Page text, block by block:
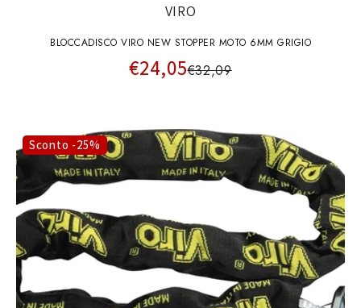
VIRO
BLOCCADISCO VIRO NEW STOPPER MOTO 6MM GRIGIO
€24,05€32,09
Sconto -25%